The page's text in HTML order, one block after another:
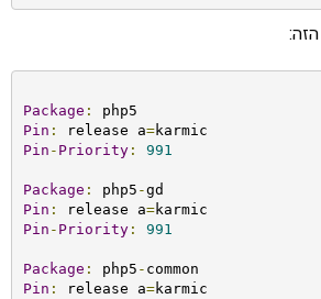
Package :
Pin : release a=
Pin - Priority: 991
Package : php5 -
Pin : release a=
Pin - Priority: 991
Package : php5 -
Pin : release a=